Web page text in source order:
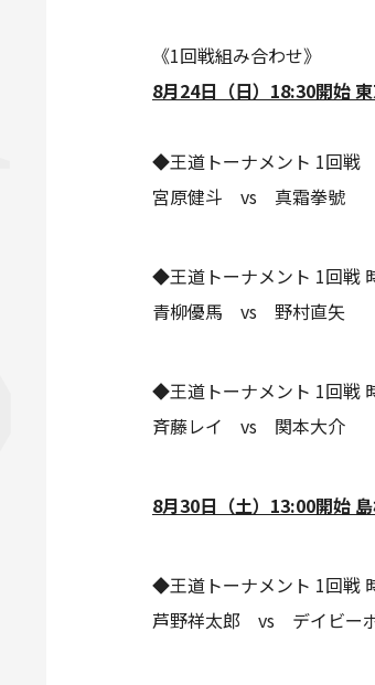
《1回戦組み合わせ》
8月24日（日）18:30開始
◆王道トーナメント 1回戦
宮原健斗 vs 真霜拳號
◆王道トーナメント 1回戦
青柳優馬 vs 野村直矢
◆王道トーナメント 1回戦
斉藤レイ vs 関本大介
8月30日（土）13:00開始
◆王道トーナメント 1回戦
芦野祥太郎 vs デイビー